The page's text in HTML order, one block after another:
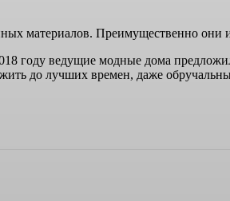
материалов. Преимущественно
году ведущие модные дома
до лучших времен, даже